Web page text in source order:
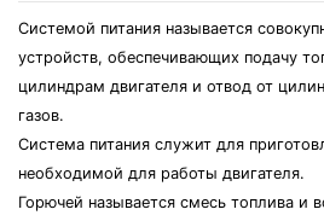
Системой питания называется
устройств, обеспечивающих подачу
цилиндрам двигателя и отвод от
газов.
Система питания служит для
необходимой для работы двигателя.
Горючей называется смесь топлива и